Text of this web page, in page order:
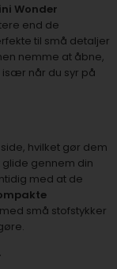
Wonder
end de
til små detaljer
nemme at åbne,
når du syr på
hvilket gør dem
gennem din
med at de
små stofstykker